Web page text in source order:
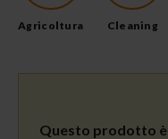
Agricoltura Cleaning
Questo prodotto è